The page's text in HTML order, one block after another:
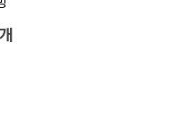
교입니다
수 있습니다. 카모아는 제주
있습니다.